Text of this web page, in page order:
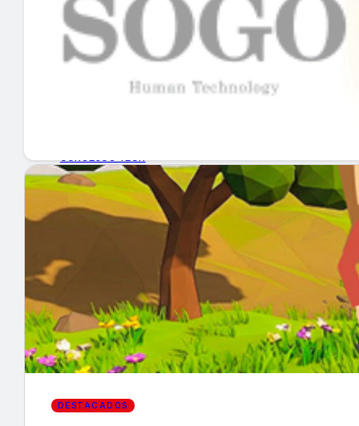
INICIO
EMPRESAS
GUÍA DE COMPRA
MERCADOS Y TENDENCIAS
HEMEROTECA
Encuentra tu noticia
DESTACADOS